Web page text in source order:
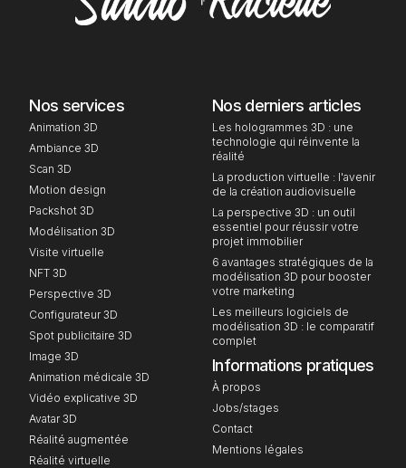
Nos services
Animation 3D
Ambiance 3D
Scan 3D
Motion design
Packshot 3D
Modélisation 3D
Visite virtuelle
NFT 3D
Perspective 3D
Configurateur 3D
Spot publicitaire 3D
Image 3D
Animation médicale 3D
Vidéo explicative 3D
Avatar 3D
Réalité augmentée
Réalité virtuelle
Nos derniers articles
Les hologrammes 3D : une
technologie qui réinvente la
réalité
La production virtuelle : l'avenir
de la création audiovisuelle
La perspective 3D : un outil
essentiel pour réussir votre
projet immobilier
6 avantages stratégiques de la
modélisation 3D pour booster
votre marketing
Les meilleurs logiciels de
modélisation 3D : le comparatif
complet
Informations pratiques
À propos
Jobs/stages
Contact
Mentions légales